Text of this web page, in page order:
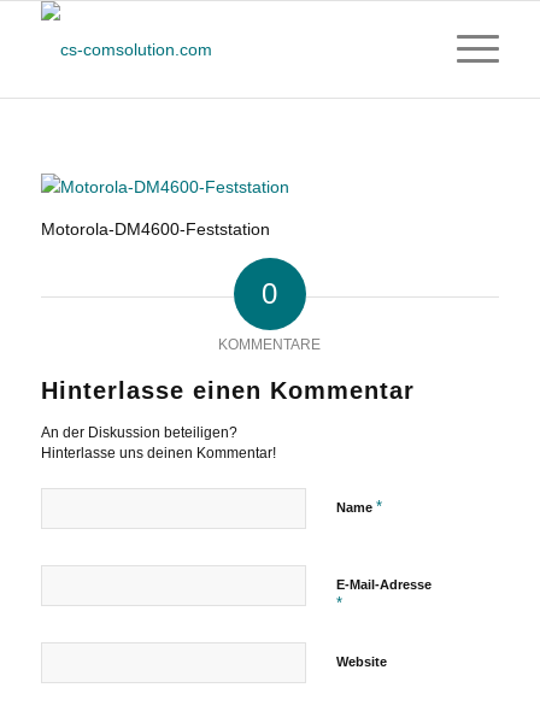
Motorola-DM4600-Feststation
0
KOMMENTARE
Hinterlasse einen Kommentar
An der Diskussion beteiligen?
Hinterlasse uns deinen Kommentar!
Name *
E-Mail-Adresse
*
Website